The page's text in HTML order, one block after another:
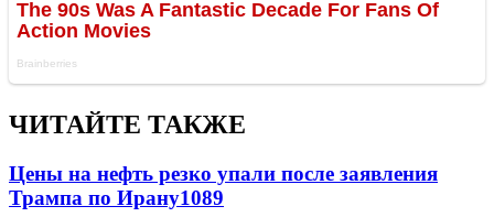
ЧИТАЙТЕ ТАКЖЕ
Цены на нефть резко упали после заявления
Трампа по Ирану1089